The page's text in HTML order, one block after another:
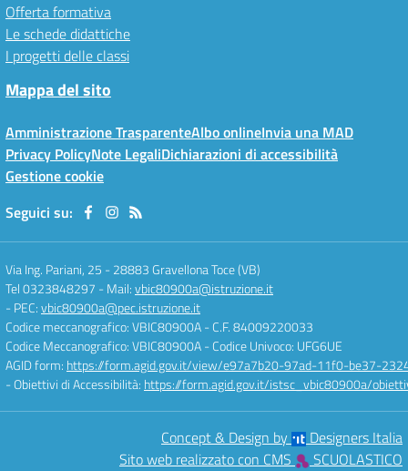
Offerta formativa
Le schede didattiche
I progetti delle classi
Mappa del sito
Amministrazione TrasparenteAlbo onlineInvia una MAD
Privacy PolicyNote LegaliDichiarazioni di accessibilità
Gestione cookie
Seguici su:
Via Ing. Pariani, 25 -28883 Gravellona Toce (VB)
Tel 0323848297 - Mail:vbic80900a@istruzione.it
- PEC:vbic80900a@pec.istruzione.it
Codice meccanografico: VBIC80900A- C.F. 84009220033
Codice Meccanografico: VBIC80900A- Codice Univoco: UFG6UE
AGID form: https://form.agid.gov.it/view/e97a7b20-97ad-11f0-be37-
- Obiettivi di Accessibilità: https://form.agid.gov.it/istsc_vbic80900a/
Concept & Design by
Designers Italia
Sito web realizzato con CMS
SCUOLASTICO